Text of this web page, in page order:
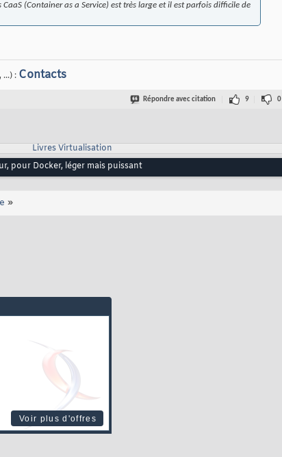
(Container as a Service) est très large et il est parfois difficile de
: Contacts
Répondre avec citation 9 0
Livres Virtualisation
pour Docker, léger mais puissant
»
Voir plus d'offres